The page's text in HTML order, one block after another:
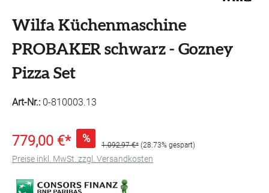
Wilfa Küchenmaschine
PROBAKER schwarz - Gozney
Pizza Set
Art-Nr.: 0-810003.13
779,00 €* %
1.092,97 €* (28.73% gespart)
Preise inkl. MwSt. zzgl. Versandkosten